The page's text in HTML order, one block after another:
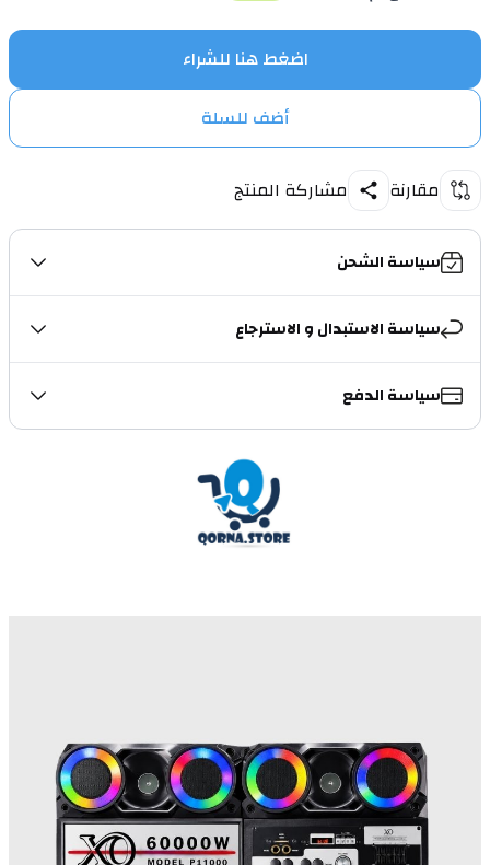
اضغط هنا للشراء
أضف للسلة
مقارنة مشاركة المنتج
سياسة الشحن
سياسة الاستبدال و الاسترجاع
سياسة الدفع